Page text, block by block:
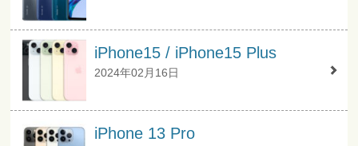
iPhone15 / iPhone15 Plus
2024年02月16日
iPhone 13 Pro